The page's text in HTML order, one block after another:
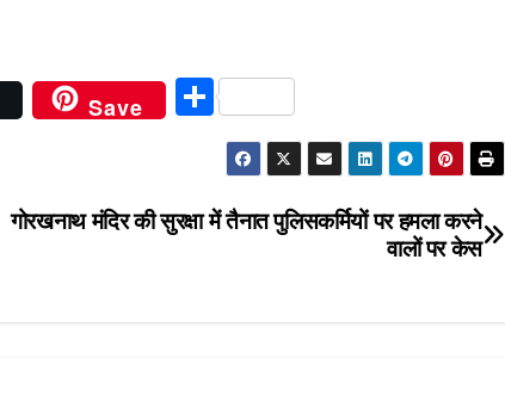
Save
S
h
ar
e
गोरखनाथ मंदिर की सुरक्षा में तैनात पुलिसकर्मियों पर हमला करने
वालों पर केस